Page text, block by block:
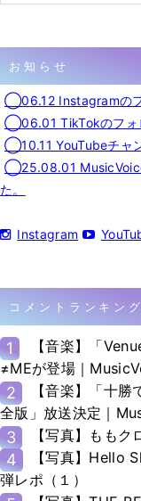
お知らせ
◯06.12 Instagramのフ
◯06.01 TikTokのフォ
◯10.11 YouTubeチャ
◯25.08.01 MusicVoice
た。
Instagram
コメントランキング
1
【音楽】「
≠MEが登場｜
2
【音楽】「十
全版」放送決定｜
3 【写真】もも
4
【写真】Hello
弾レポ（１）